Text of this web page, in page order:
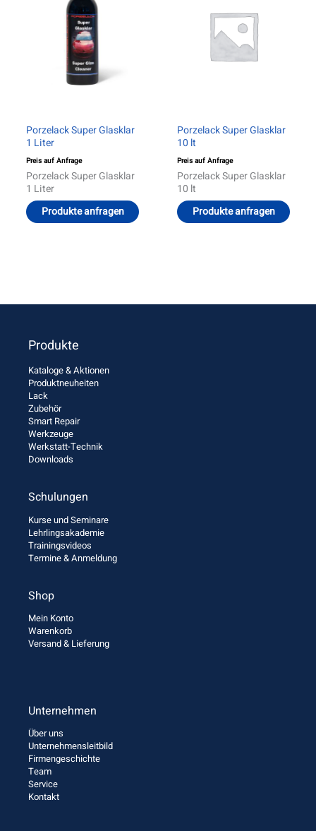
Porzelack Super Glasklar
1 Liter
Preis auf Anfrage
Porzelack Super Glasklar
1 Liter
Produkte anfragen
Porzelack Super Glasklar
10 lt
Preis auf Anfrage
Porzelack Super Glasklar
10 lt
Produkte anfragen
Produkte
Kataloge & Aktionen
Produktneuheiten
Lack
Zubehör
Smart Repair
Werkzeuge
Werkstatt-Technik
Downloads
Schulungen
Kurse und Seminare
Lehrlingsakademie
Trainingsvideos
Termine & Anmeldung
Shop
Mein Konto
Warenkorb
Versand & Lieferung
Unternehmen
Über uns
Unternehmensleitbild
Firmengeschichte
Team
Service
Kontakt